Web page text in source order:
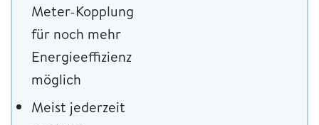
Meter-Kopplung
für noch mehr
Energieeffizienz
möglich
Meist jederzeit